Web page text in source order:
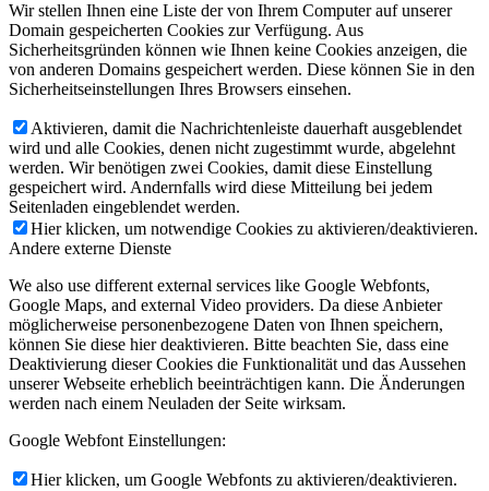
Wir stellen Ihnen eine Liste der von Ihrem Computer auf unserer
Domain gespeicherten Cookies zur Verfügung. Aus
Sicherheitsgründen können wie Ihnen keine Cookies anzeigen, die
von anderen Domains gespeichert werden. Diese können Sie in den
Sicherheitseinstellungen Ihres Browsers einsehen.
Aktivieren, damit die Nachrichtenleiste dauerhaft ausgeblendet
wird und alle Cookies, denen nicht zugestimmt wurde, abgelehnt
werden. Wir benötigen zwei Cookies, damit diese Einstellung
gespeichert wird. Andernfalls wird diese Mitteilung bei jedem
Seitenladen eingeblendet werden.
Hier klicken, um notwendige Cookies zu aktivieren/deaktivieren.
Andere externe Dienste
We also use different external services like Google Webfonts,
Google Maps, and external Video providers. Da diese Anbieter
möglicherweise personenbezogene Daten von Ihnen speichern,
können Sie diese hier deaktivieren. Bitte beachten Sie, dass eine
Deaktivierung dieser Cookies die Funktionalität und das Aussehen
unserer Webseite erheblich beeinträchtigen kann. Die Änderungen
werden nach einem Neuladen der Seite wirksam.
Google Webfont Einstellungen:
Hier klicken, um Google Webfonts zu aktivieren/deaktivieren.